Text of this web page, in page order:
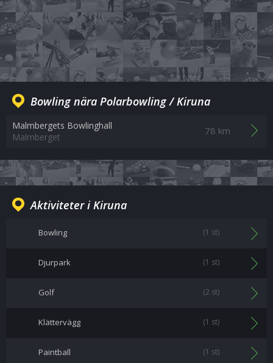
Bowling nära Polarbowling / Kiruna
Malmbergets Bowlinghall
Malmberget
78 km
Aktiviteter i Kiruna
Bowling (1 st)
Djurpark (1 st)
Golf (2 st)
Klättervägg (1 st)
Paintball (1 st)